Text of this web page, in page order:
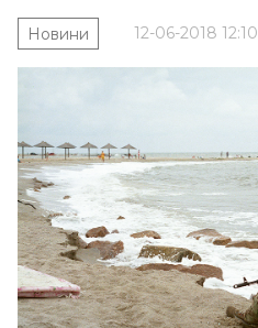
12-06-2018 12:10
Новини